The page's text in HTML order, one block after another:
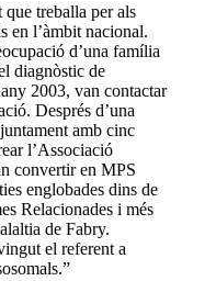
que treballa per als
en l’àmbit nacional.
d’una família
diagnòstic de
2003, van contactar
Després d’una
amb cinc
l’Associació
convertir en MPS
englobades dins de
Relacionades i més
de Fabry.
el referent a